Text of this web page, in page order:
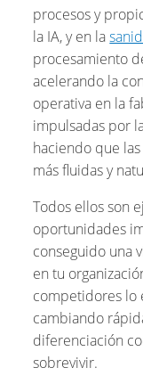
procesos y
la IA, y en la
procesamiento
acelerando la
operativa en la
impulsadas por
haciendo que las
más fluidas y
Todos ellos son
oportunidades
conseguido una
en tu
competidores lo
cambiando
diferenciación
sobrevivir.